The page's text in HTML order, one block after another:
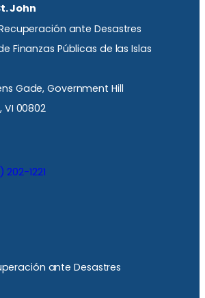
John
ante Desastres
Finanzas Públicas de las Islas
Gade, Government Hill
VI 00802
202-1221
ante Desastres